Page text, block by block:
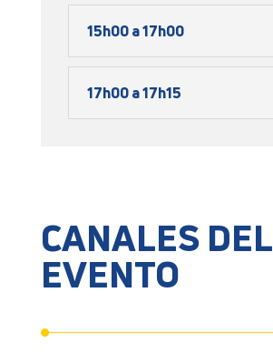
15h00 a 17h00
17h00 a 17h15
CANALES DEL
EVENTO